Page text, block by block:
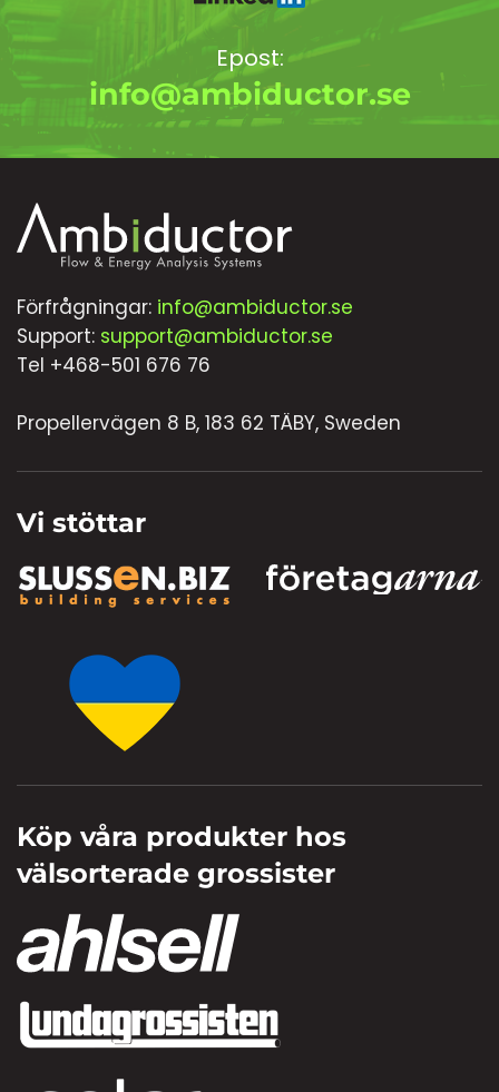
Epost:
info@ambiductor.se
Förfrågningar: info@ambiductor.se
Support: support@ambiductor.se
Tel +468-501 676 76
Propellervägen 8 B, 183 62 TÄBY, Sweden
Vi stöttar
Köp våra produkter hos
välsorterade grossister